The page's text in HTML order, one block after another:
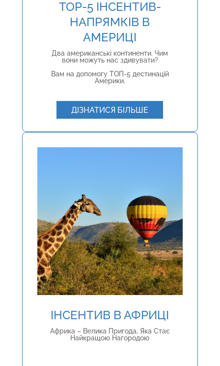
TOP-5 ІНСЕНТИВ-
НАПРЯМКІВ В
АМЕРИЦІ
Два американські континенти. Чим
вони можуть нас здивувати?
Вам на допомогу ТОП-5 дестинацій
Америки.
ДІЗНАТИСЯ БІЛЬШЕ
ІНСЕНТИВ В АФРИЦІ
Африка – Велика Пригода, Яка Стає
Найкращою Нагородою